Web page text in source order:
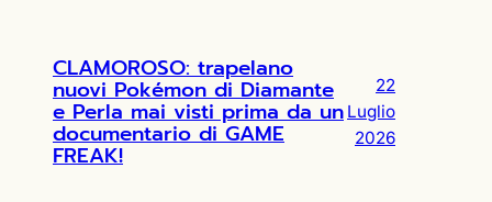
CLAMOROSO: trapelano
nuovi Pokémon di Diamante
e Perla mai visti prima da un
documentario di GAME
FREAK!
22
Luglio
2026